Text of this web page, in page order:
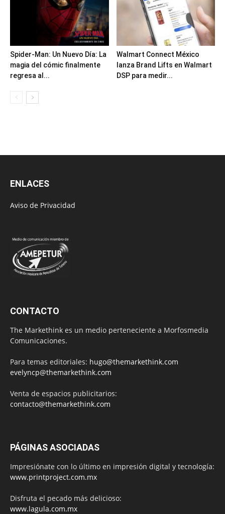
Spider-Man: Un Nuevo Día: La
magia del cómic finalmente
regresa al...
Walmart Connect México
lanza Brand Lifts en Walmart
DSP para medir...
ENLACES
Aviso de Privacidad
CONTACTO
The Markethink es un medio perteneciente a Morfosmedia
Comunicaciones.
Para temas editoriales: hugo@themarkethink.com
evelyncp@themarkethink.com
Venta de espacios publicitarios:
contacto@themarkethink.com
PÁGINAS ASOCIADAS
Impresiónate con lo último en impresión digital y tecnología:
www.printproject.com.mx
Disfruta el pecado más delicioso:
www.lagula.com.mx